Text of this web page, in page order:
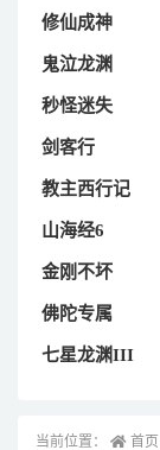
修仙成神
鬼泣龙渊
秒怪迷失
剑客行
教主西行记
山海经6
金刚不坏
佛陀专属
七星龙渊III
当前位置： 首页